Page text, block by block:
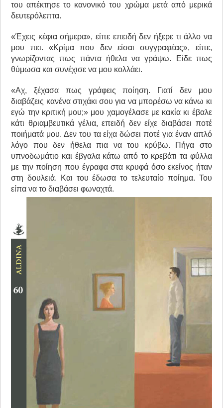
του απέκτησε το κανονικό του χρώμα μετά από μερικά
δευτερόλεπτα.
«Έχεις κέφια σήμερα», είπε επειδή δεν ήξερε τι άλλο να
μου πει. «Κρίμα που δεν είσαι συγγραφέας», είπε,
γνωρίζοντας πως πάντα ήθελα να γράψω. Είδε πως
θύμωσα και συνέχισε να μου κολλάει.
«Αχ, ξέχασα πως γράφεις ποίηση. Γιατί δεν μου
διαβάζεις κανένα στιχάκι σου για να μπορέσω να κάνω κι
εγώ την κριτική μου;» μου χαμογέλασε με κακία κι έβαλε
κάτι θριαμβευτικά γέλια, επειδή δεν είχε διαβάσει ποτέ
ποιήματά μου. Δεν του τα είχα δώσει ποτέ για έναν απλό
λόγο που δεν ήθελα πια να του κρύβω. Πήγα στο
υπνοδωμάτιο και έβγαλα κάτω από το κρεβάτι τα φύλλα
με την ποίηση που έγραφα στα κρυφά όσο εκείνος ήταν
στη δουλειά. Και του έδωσα το τελευταίο ποίημα. Του
είπα να το διαβάσει φωναχτά.